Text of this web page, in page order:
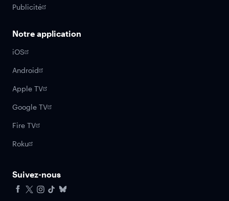
Publicité
Notre application
iOS
Android
Apple TV
Google TV
Fire TV
Roku
Suivez-nous